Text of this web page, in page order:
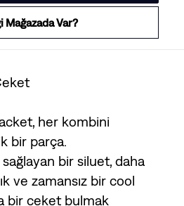
Mağazada Var?
her kombini
bir parça.
bir siluet, daha
ve zamansız bir cool
bir ceket bulmak